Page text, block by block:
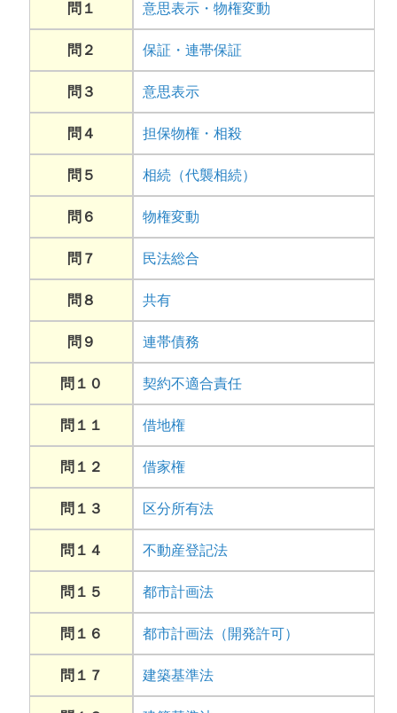
問１ 意思表示・物権変動
問２ 保証・連帯保証
問３ 意思表示
問４ 担保物権・相殺
問５ 相続（代襲相続）
問６ 物権変動
問７ 民法総合
問８ 共有
問９ 連帯債務
問１０ 契約不適合責任
問１１ 借地権
問１２ 借家権
問１３ 区分所有法
問１４ 不動産登記法
問１５ 都市計画法
問１６ 都市計画法（開発許可）
問１７ 建築基準法